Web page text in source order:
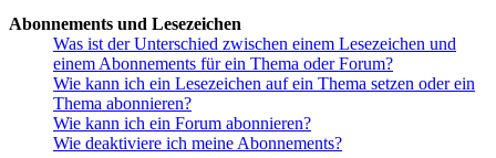
Abonnements und Lesezeichen
Was ist der Unterschied zwischen einem Lesezeichen und
einem Abonnements für ein Thema oder Forum?
Wie kann ich ein Lesezeichen auf ein Thema setzen oder ein
Thema abonnieren?
Wie kann ich ein Forum abonnieren?
Wie deaktiviere ich meine Abonnements?